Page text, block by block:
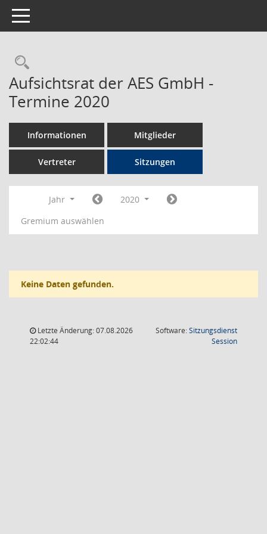
Toggle navigation
Rechercheauswahl
Aufsichtsrat der AES GmbH -
Termine 2020
Informationen Mitglieder
Vertreter Sitzungen
Jahr
2020
Gremium auswählen
Keine Daten gefunden.
Letzte Änderung: 07.08.2026
22:02:44
Software:Sitzungsdienst
Session(Wird in